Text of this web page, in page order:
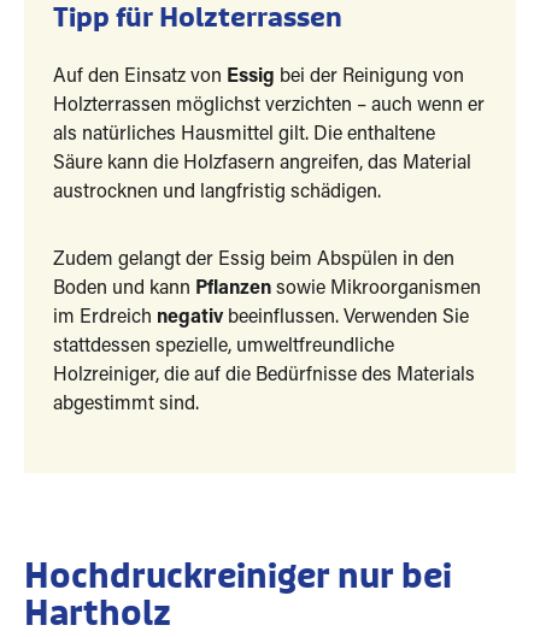
Tipp für Holzterrassen
Auf den Einsatz von Essig bei der Reinigung von
Holzterrassen möglichst verzichten – auch wenn er
als natürliches Hausmittel gilt. Die enthaltene
Säure kann die Holzfasern angreifen, das Material
austrocknen und langfristig schädigen.
Zudem gelangt der Essig beim Abspülen in den
Boden und kann Pflanzen sowie Mikroorganismen
im Erdreich negativ beeinflussen. Verwenden Sie
stattdessen spezielle, umweltfreundliche
Holzreiniger, die auf die Bedürfnisse des Materials
abgestimmt sind.
Hochdruckreiniger nur bei
Hartholz